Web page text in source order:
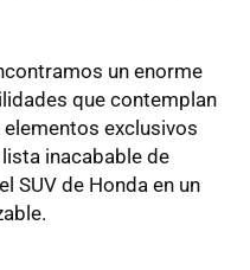
un enorme
que contemplan
exclusivos
inacabable de
SUV de Honda en un